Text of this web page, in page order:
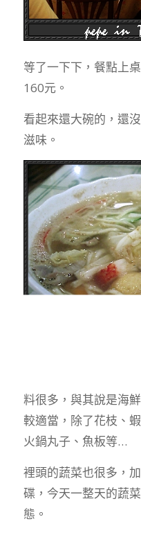
等了一下下，餐點上
160元。
看起來還大碗的，還
滋味。
料很多，與其說是海
較適當，除了花枝、
火鍋丸子、魚板等…
裡頭的蔬菜也很多，
碟，今天一整天的蔬
態。